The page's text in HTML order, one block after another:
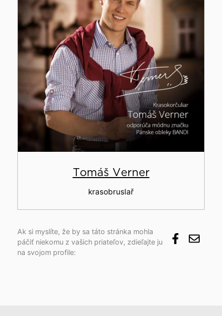
Tomáš Verner
krasobruslař
Ak si myslíte, že by sa táto stránka mohla
páčiť niekomu z vašich priateľov, zdieľajte ju
na svojom profile: